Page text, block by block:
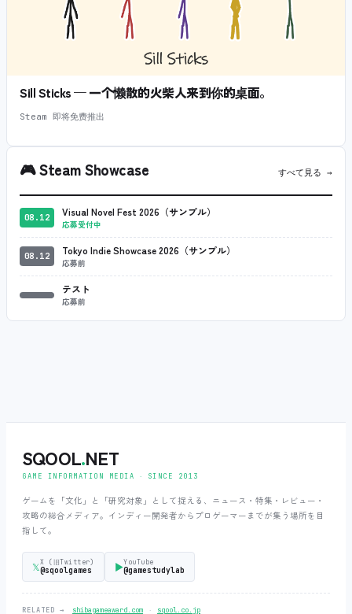
Sill Sticks — 一个懒散的火柴人来到你的桌面。
Steam 即将免费推出
🎮Steam Showcase すべて見る →
08.12 Visual Novel Fest 2026（サンプル）
応募受付中
08.12 Tokyo Indie Showcase 2026（サンプル）
応募前
テスト
応募前
SQOOL.NET
GAME INFORMATION MEDIA ‧ SINCE 2013
ゲームを「文化」と「研究対象」として捉える、ニュース・特集・レビュー・
攻略の総合メディア。インディー開発者からプロゲーマーまでが集う場所を目
指して。
𝕏 X (旧Twitter)
@sqoolgames ▶YouTube
@gamestudylab
RELATED → shibagameaward.com ‧ sqool.co.jp